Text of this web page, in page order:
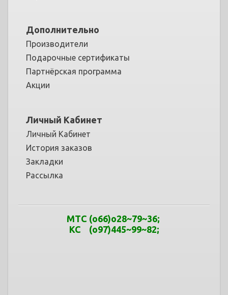
Дополнительно
Производители
Подарочные сертификаты
Партнёрская программа
Акции
Личный Кабинет
Личный Кабинет
История заказов
Закладки
Рассылка
МТС (o66)o28~79~36;
КС (o97)445~99~82;